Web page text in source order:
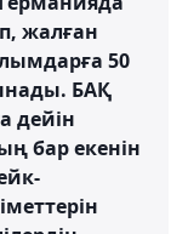
жалған
50
БАҚ
дейін
бар екенін